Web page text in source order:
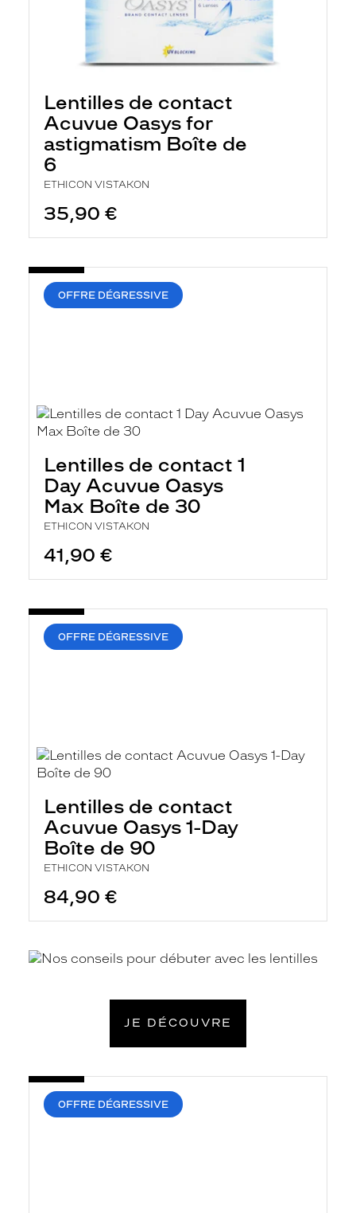
Lentilles de contact
Acuvue Oasys for
astigmatism Boîte de
6
ETHICON VISTAKON
35,90 €
OFFRE DÉGRESSIVE
Lentilles de contact 1
Day Acuvue Oasys
Max Boîte de 30
ETHICON VISTAKON
41,90 €
OFFRE DÉGRESSIVE
Lentilles de contact
Acuvue Oasys 1-Day
Boîte de 90
ETHICON VISTAKON
84,90 €
JE DÉCOUVRE
En
OFFRE DÉGRESSIVE